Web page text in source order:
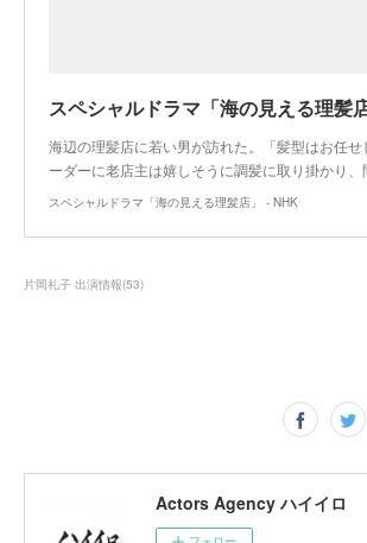
スペシャルドラマ「海の見える理髪店
海辺の理髪店に若い男が訪れた。「髪型はお任
ーダーに老店主は嬉しそうに調髪に取り掛かり、
スペシャルドラマ「海の見える理髪店」 - NHK
片岡礼子 出演情報(53)
Actors Agency ハイイロ